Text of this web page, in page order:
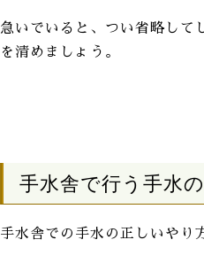
急いでいると、つい省略して
を清めましょう。
手水舎で行う手水
手水舎での手水の正しいやり